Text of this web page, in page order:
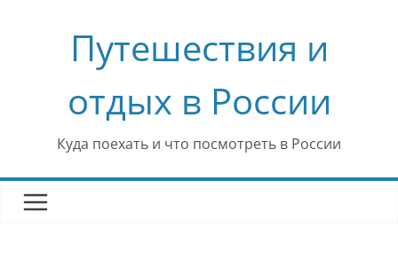
содержимомуПутешествия и
отдых в России
Куда поехать и что посмотреть в России